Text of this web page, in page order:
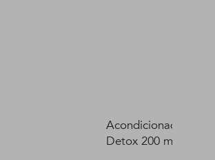
Acondicionador
Detox 200 ml